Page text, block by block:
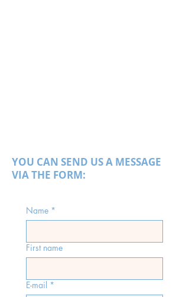
YOU CAN SEND US A MESSAGE
VIA THE FORM:
Name *
First name
E-mail *